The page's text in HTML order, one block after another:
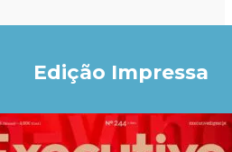
Edição Impressa